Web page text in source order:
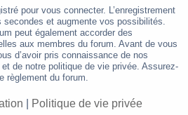
pour vous connecter. L’enregistrement
secondes et augmente vos possibilités.
peut également accorder des
aux membres du forum. Avant de vous
d’avoir pris connaissance de nos
de notre politique de vie privée. Assurez-
règlement du forum.
Politique de vie privée